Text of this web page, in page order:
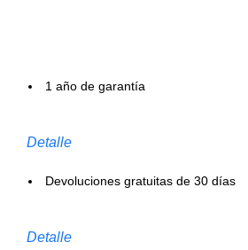
1 año de garantía
Detalle
Devoluciones gratuitas de 30 días
Detalle